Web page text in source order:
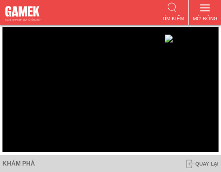
MỞ RỘNG
TÌM KIẾM
KHÁM PHÁ QUAY LẠI